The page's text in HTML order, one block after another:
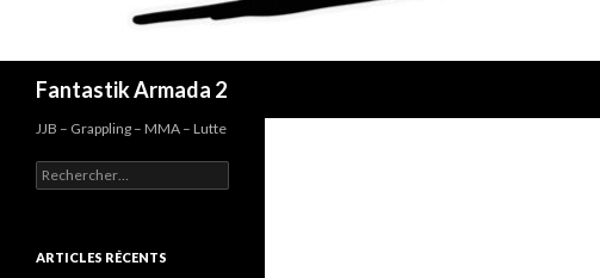
Fantastik Armada 2
JJB – Grappling – MMA – Lutte
Rechercher :
ARTICLES RÉCENTS